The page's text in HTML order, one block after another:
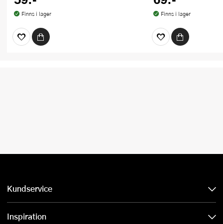
Finns i lager Finns i lager
Kundservice
Inspiration